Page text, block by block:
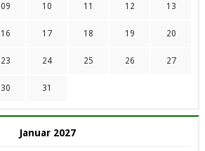
09 10 11 12 13
16 17 18 19 20
23 24 25 26 27
30 31
Januar 2027